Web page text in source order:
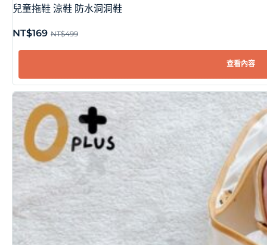
兒童拖鞋 涼鞋 防水洞洞鞋
NT$499
NT$169
查看內容